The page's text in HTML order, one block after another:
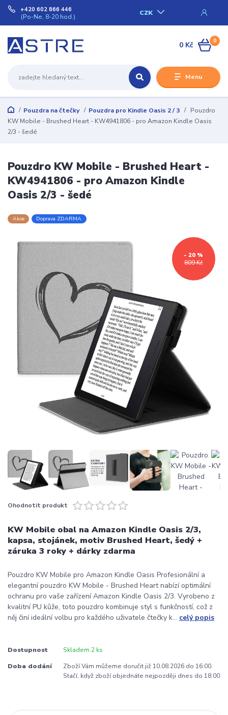
Menu
CZK
+420 602 866 446
(Po-Ne, 8-20 hod.)
0
0 Kč
Pouzdra na čtečky Pouzdra pro Kindle Oasis 2 / 3
Pouzdro
KW Mobile - Brushed Heart - KW4941806 - pro Amazon Kindle Oasis
2/3 - šedé
Pouzdro KW Mobile - Brushed Heart -
KW4941806 - pro Amazon Kindle
Oasis 2/3 - šedé
Akce Doprava ZDARMA
809 Kč
- 20 %
Ohodnotit produkt
KW Mobile obal na Amazon Kindle Oasis 2/3,
kapsa, stojánek, motiv Brushed Heart, šedý +
záruka 3 roky + dárky zdarma
Pouzdro KW Mobile pro Amazon Kindle Oasis Profesionální a
elegantní pouzdro KW Mobile - Brushed Heart nabízí optimální
ochranu pro vaše zařízení Amazon Kindle Oasis 2/3. Vyrobeno z
kvalitní PU kůže, toto pouzdro kombinuje styl s funkčností, což z
něj činí ideální volbu pro každého uživatele čtečky k... celý popis
Dostupnost Skladem 2 ks
Doba dodání
Zboží Vám můžeme doručit již 10.08.2026 do 16:00.
Stačí, když zboží objednáte nejpozději dnes do 18:00